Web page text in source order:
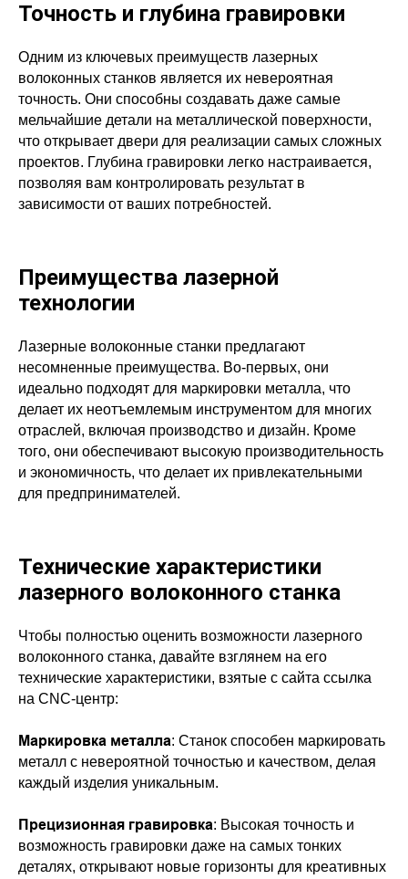
Точность и глубина гравировки
Одним из ключевых преимуществ лазерных
волоконных станков является их невероятная
точность. Они способны создавать даже самые
мельчайшие детали на металлической поверхности,
что открывает двери для реализации самых сложных
проектов. Глубина гравировки легко настраивается,
позволяя вам контролировать результат в
зависимости от ваших потребностей.
Преимущества лазерной
технологии
Лазерные волоконные станки предлагают
несомненные преимущества. Во-первых, они
идеально подходят для маркировки металла, что
делает их неотъемлемым инструментом для многих
отраслей, включая производство и дизайн. Кроме
того, они обеспечивают высокую производительность
и экономичность, что делает их привлекательными
для предпринимателей.
Технические характеристики
лазерного волоконного станка
Чтобы полностью оценить возможности лазерного
волоконного станка, давайте взглянем на его
технические характеристики, взятые с сайта ссылка
на CNC-центр:
Маркировка металла: Станок способен маркировать
металл с невероятной точностью и качеством, делая
каждый изделия уникальным.
Прецизионная гравировка: Высокая точность и
возможность гравировки даже на самых тонких
деталях, открывают новые горизонты для креативных